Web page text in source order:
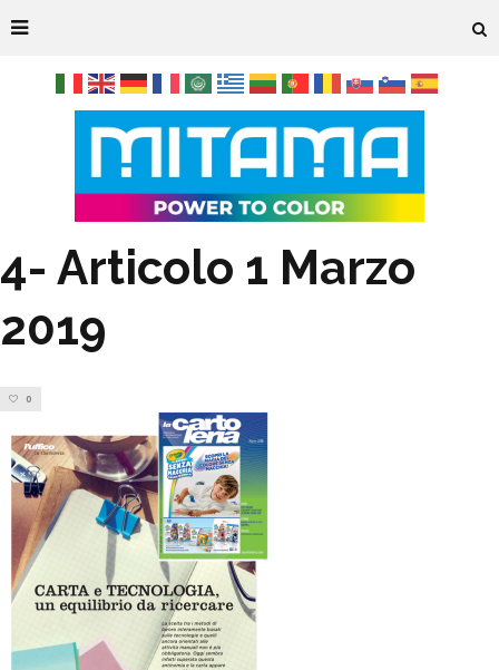
4- Articolo 1 Marzo
2019
0